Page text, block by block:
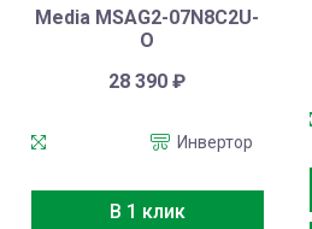
Media MSAG2-07N8C2U-
O
28 390₽
Инвертор
В 1 клик